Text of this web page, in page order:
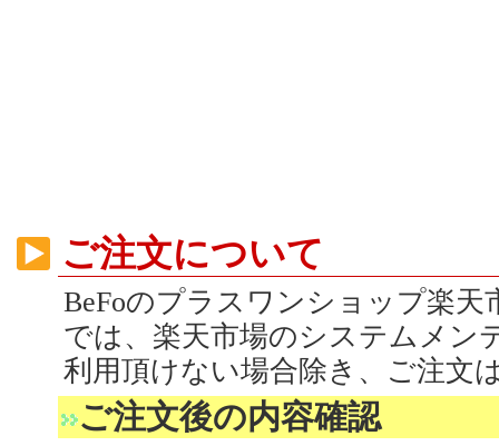
ご注文について
BeFoのプラスワンショップ楽
では、楽天市場のシステムメン
利用頂けない場合除き、ご注文
ご注文後の内容確認